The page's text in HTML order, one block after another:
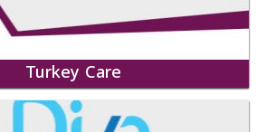
Turkey Care